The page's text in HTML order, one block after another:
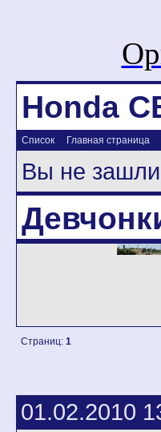
Honda
Список Главная страница
Вы не
Страниц: 1
01.02.2010